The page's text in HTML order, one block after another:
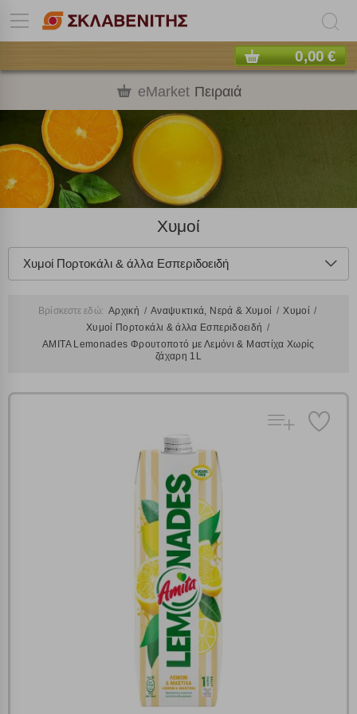
0,00 €
eMarket Πειραιά
Χυμοί
Χυμοί Πορτοκάλι & άλλα Εσπεριδοειδή
Βρίσκεστε εδώ: Αρχική Αναψυκτικά, Νερά & Χυμοί
Χυμοί
Χυμοί Πορτοκάλι & άλλα Εσπεριδοειδή
AMITA Lemonades Φρουτοποτό με Λεμόνι & Μαστίχα Χωρίς
ζάχαρη 1L